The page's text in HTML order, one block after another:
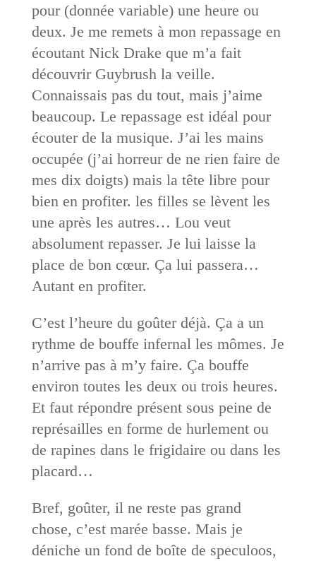
pour (donnée variable) une heure ou
deux. Je me remets à mon repassage en
écoutant Nick Drake que m’a fait
découvrir Guybrush la veille.
Connaissais pas du tout, mais j’aime
beaucoup. Le repassage est idéal pour
écouter de la musique. J’ai les mains
occupée (j’ai horreur de ne rien faire de
mes dix doigts) mais la tête libre pour
bien en profiter. les filles se lèvent les
une après les autres… Lou veut
absolument repasser. Je lui laisse la
place de bon cœur. Ça lui passera…
Autant en profiter.
C’est l’heure du goûter déjà. Ça a un
rythme de bouffe infernal les mômes. Je
n’arrive pas à m’y faire. Ça bouffe
environ toutes les deux ou trois heures.
Et faut répondre présent sous peine de
représailles en forme de hurlement ou
de rapines dans le frigidaire ou dans les
placard…
Bref, goûter, il ne reste pas grand
chose, c’est marée basse. Mais je
déniche un fond de boîte de speculoos,